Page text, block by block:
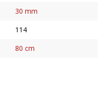
30 mm
114
80 cm